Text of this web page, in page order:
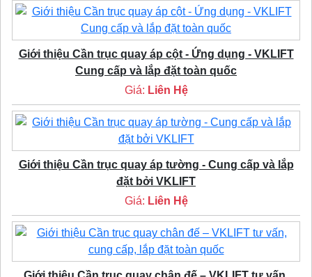
Giới thiệu Cần trục quay áp cột - Ứng dụng - VKLIFT
Cung cấp và lắp đặt toàn quốc
Giá: Liên Hệ
Giới thiệu Cần trục quay áp tường - Cung cấp và lắp
đặt bởi VKLIFT
Giá: Liên Hệ